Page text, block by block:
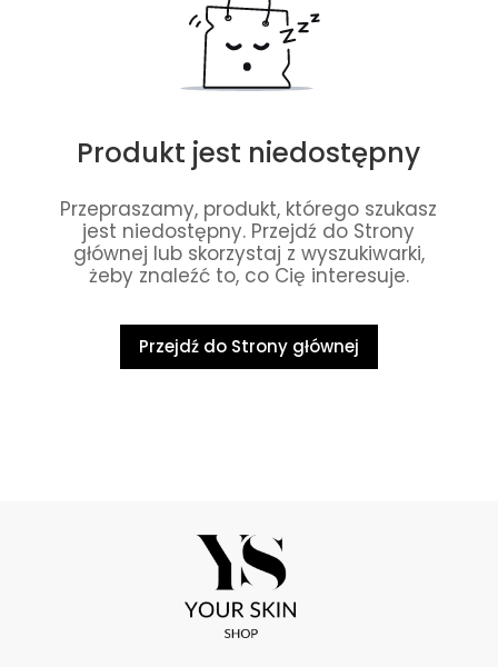
Produkt jest niedostępny
Przepraszamy, produkt, którego szukasz
jest niedostępny. Przejdź do Strony
głównej lub skorzystaj z wyszukiwarki,
żeby znaleźć to, co Cię interesuje.
Przejdź do Strony głównej